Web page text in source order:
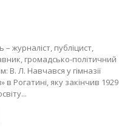
журналіст, публіцист,
громадсько-політичний
В. Л. Навчався у гімназії
в Рогатині, яку закінчив 1929